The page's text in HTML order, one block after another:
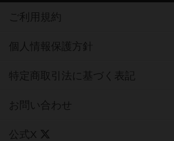
ご利用規約
個人情報保護方針
特定商取引法に基づく表記
お問い合わせ
公式X